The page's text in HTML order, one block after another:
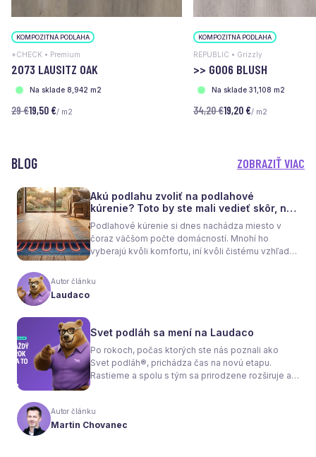
KOMPOZITNÁ PODLAHA
*CHECK • Premium
2073 LAUSITZ OAK
Na sklade 8,942 m2
29 €19,50 €/ m2
KOMPOZITNÁ PODLAHA
REPUBLIC • Grizzly
>> G006 BLUSH
Na sklade 31,108 m2
34,20 €19,20 €/ m2
BLOG ZOBRAZIŤ VIAC
Akú podlahu zvoliť na podlahové
kúrenie? Toto by ste mali vedieť skôr, než
sa rozhodnete
Podlahové kúrenie si dnes nachádza miesto v
čoraz väčšom počte domácností. Mnohí ho
vyberajú kvôli komfortu, iní kvôli čistému vzhľadu
nielen na pocit tepla v miestnosti, ale aj na
spotrebu energie a celkové fungovanie kúrenia.
Autor článku
Laudaco
Svet podláh sa mení na Laudaco
Po rokoch, počas ktorých ste nás poznali ako
Svet podláh®, prichádza čas na novú etapu.
Rastieme a spolu s tým sa prirodzene rozširuje aj
vizuálnou identitou. Naším cieľom je, aby každý
váš krok stál za to.
Autor článku
Martin Chovanec